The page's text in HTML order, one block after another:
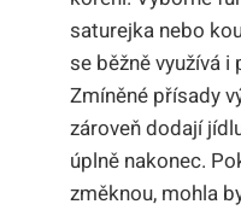
saturejka nebo
se běžně využívá i
Zmíněné přísady
zároveň dodají
úplně nakonec.
změknou, mohla